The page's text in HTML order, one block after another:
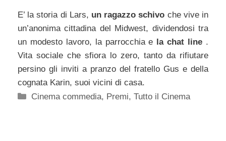
E’ la storia di Lars, un ragazzo schivo che vive in
un’anonima cittadina del Midwest, dividendosi tra
un modesto lavoro, la parrocchia e la chat line .
Vita sociale che sfiora lo zero, tanto da rifiutare
persino gli inviti a pranzo del fratello Gus e della
cognata Karin, suoi vicini di casa.
Categorie
Cinema commedia, Premi,Tutto il Cinema